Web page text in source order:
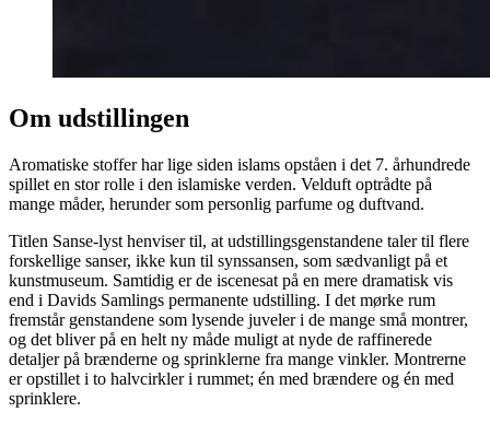
Om udstillingen
Aromatiske stoffer har lige siden islams opståen i det 7. århundrede
spillet en stor rolle i den islamiske verden. Velduft optrådte på
mange måder, herunder som personlig parfume og duftvand.
Titlen Sanse-lyst henviser til, at udstillingsgenstandene taler til flere
forskellige sanser, ikke kun til synssansen, som sædvanligt på et
kunstmuseum. Samtidig er de iscenesat på en mere dramatisk vis
end i Davids Samlings permanente udstilling. I det mørke rum
fremstår genstandene som lysende juveler i de mange små montrer,
og det bliver på en helt ny måde muligt at nyde de raffinerede
detaljer på brænderne og sprinklerne fra mange vinkler. Montrerne
er opstillet i to halvcirkler i rummet; én med brændere og én med
sprinklere.